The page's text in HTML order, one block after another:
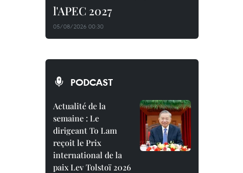
l'APEC 2027
05/08/2026 00:30
PODCAST
Actualité de la
semaine : Le
dirigeant To Lam
reçoit le Prix
international de la
paix Lev Tolstoï 2026